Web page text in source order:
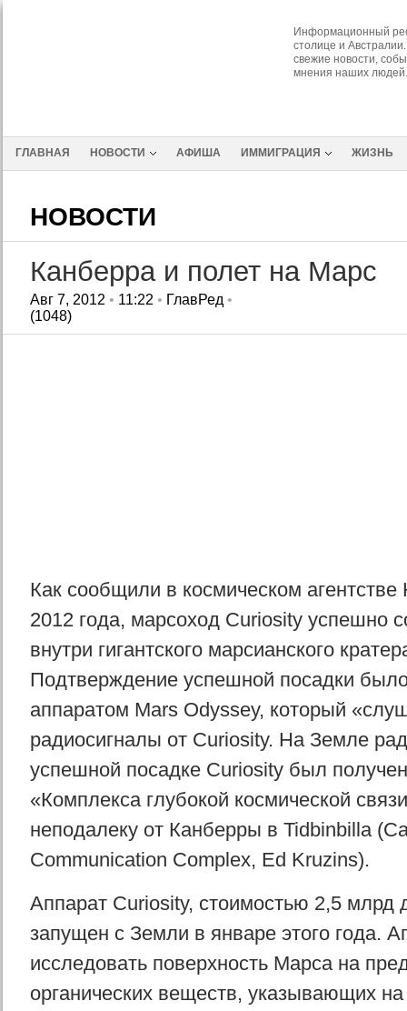
Информационный
столице и
свежие новости,
мнения наших людей.
ГЛАВНАЯ НОВОСТИ АФИША ИММИГРАЦИЯ ЖИЗНЬ
НОВОСТИ
Канберра и полет на Марс
Авг 7, 2012 • 11:22 • ГлавРед •
(1048)
Как сообщили в космическом
2012 года, марсоход Curiosity успешно
внутри гигантского марсианского
Подтверждение успешной посадки
аппаратом Mars Odyssey, который
радиосигналы от Curiosity. На Земле
успешной посадке Curiosity был
«Комплекса глубокой космической
неподалеку от Канберры в Tidbinbilla
Communication Complex, Ed Kruzins).
Аппарат Curiosity, стоимостью 2,5 млрд
запущен с Земли в январе этого года.
исследовать поверхность Марса на
органических веществ, указывающих